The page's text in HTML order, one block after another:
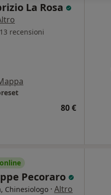
La Rosa
recensioni
80 €
Pecoraro
Chinesiologo · Altro